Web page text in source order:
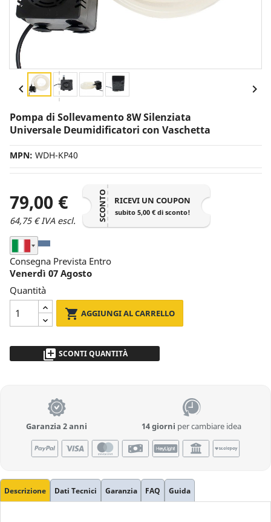
 
Pompa di Sollevamento 8W Silenziata
Universale Deumidificatori con Vaschetta
MPN: WDH-KP40
79,00 €
64,75 € IVA escl. SCONTO RICEVI UN COUPON
subito 5,00 € di sconto!
Seleziona Nazione di Spedizione
Consegna Prevista Entro
Venerdì 07 Agosto
Quantità
 AGGIUNGI AL CARRELLO
library_add SCONTI QUANTITÀ
Garanzia 2 anni 14 giorni per cambiare idea
Descrizione Dati Tecnici Garanzia FAQ Guida